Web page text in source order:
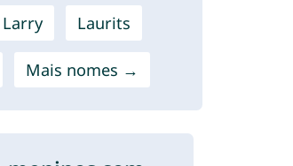
Larry Laurits
Mais nomes →